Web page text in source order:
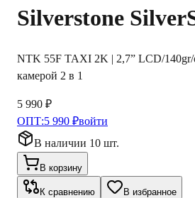
Silverstone
NTK 55F TAXI 2K | 2,7” LCD/140gr/
камерой 2 в 1
5 990 ₽
ОПТ:5 990 ₽войти
В наличии 10 шт.
В корзину
К сравнению В избранное